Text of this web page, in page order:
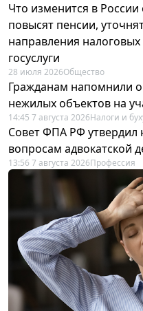
Что изменится в России
повысят пенсии,
направления
госуслуги
28 июля 2026Общество
Гражданам напомнили
нежилых объектов на
14:45 7 августа 2026Налоги и
Совет ФПА РФ утвердил
вопросам адвокатской
13:56 7 августа 2026Профессия